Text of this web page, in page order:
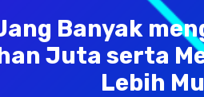
Banyak
Juta serta
Lebih